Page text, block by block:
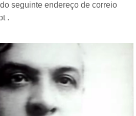
seguinte endereço de correio
.